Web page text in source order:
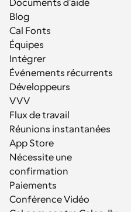
Documents d'aide
Blog
Cal Fonts
Équipes
Intégrer
Événements récurrents
Développeurs
VVV
Flux de travail
Réunions instantanées
App Store
Nécessite une
confirmation
Paiements
Conférence Vidéo